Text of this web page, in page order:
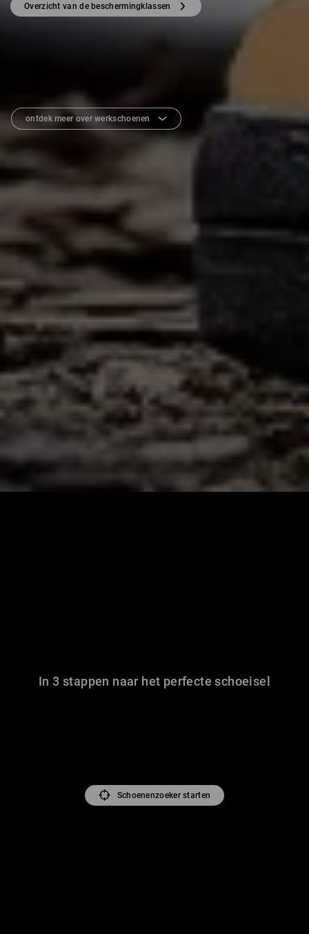
Overzicht van de beschermingklassen
ontdek meer over werkschoenen
In 3 stappen naar het perfecte schoeisel
Schoenenzoeker starten